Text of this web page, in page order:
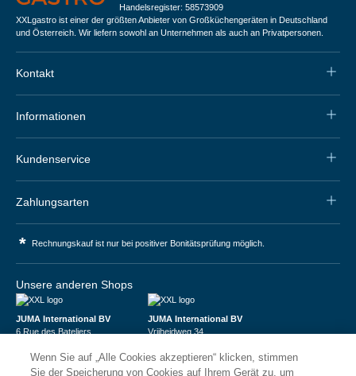
Handelsregister: 58573909
XXLgastro ist einer der größten Anbieter von Großküchengeräten in Deutschland
und Österreich. Wir liefern sowohl an Unternehmen als auch an Privatpersonen.
Kontakt
Informationen
Kundenservice
Zahlungsarten
* Rechnungskauf ist nur bei positiver Bonitätsprüfung möglich.
Unsere anderen Shops
JUMA International BV
6 Rue des Bateliers
Numéro de TVA : FR59815313275
Numéro Siren : 815313275
JUMA International BV
Vrijheidweg 34
BTW: NL853095048B01
K.V.K.: 58573909
Wenn Sie auf „Alle Cookies akzeptieren“ klicken, stimmen
Sie der Speicherung von Cookies auf Ihrem Gerät zu, um